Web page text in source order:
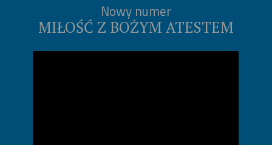
Nowy numer
MIŁOŚĆ Z BOŻYM ATESTEM